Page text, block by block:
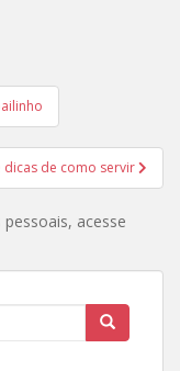
dicas de como servir
acesse